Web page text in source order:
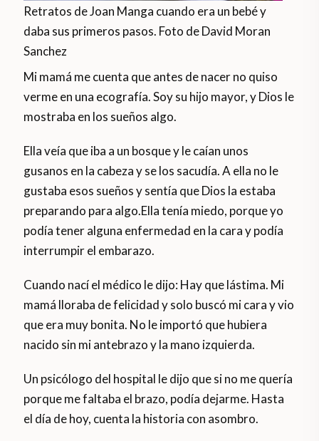
Retratos de Joan Manga cuando era un bebé y
daba sus primeros pasos. Foto de David Moran
Sanchez
Mi mamá me cuenta que antes de nacer no quiso
verme en una ecografía. Soy su hijo mayor, y Dios le
mostraba en los sueños algo.
Ella veía que iba a un bosque y le caían unos
gusanos en la cabeza y se los sacudía. A ella no le
gustaba esos sueños y sentía que Dios la estaba
preparando para algo.Ella tenía miedo, porque yo
podía tener alguna enfermedad en la cara y podía
interrumpir el embarazo.
Cuando nací el médico le dijo: Hay que lástima. Mi
mamá lloraba de felicidad y solo buscó mi cara y vio
que era muy bonita. No le importó que hubiera
nacido sin mi antebrazo y la mano izquierda.
Un psicólogo del hospital le dijo que si no me quería
porque me faltaba el brazo, podía dejarme. Hasta
el día de hoy, cuenta la historia con asombro.